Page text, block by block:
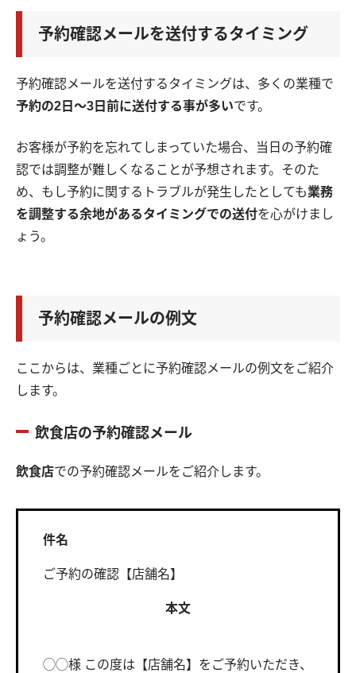
予約確認メールを送付するタイミング
予約確認メールを送付するタイミングは、多くの業種で
予約の2日〜3日前に送付する事が多いです。
お客様が予約を忘れてしまっていた場合、当日の予約確
認では調整が難しくなることが予想されます。そのた
め、もし予約に関するトラブルが発生したとしても業務
を調整する余地があるタイミングでの送付を心がけまし
ょう。
予約確認メールの例文
ここからは、業種ごとに予約確認メールの例文をご紹介
します。
飲食店の予約確認メール
飲食店での予約確認メールをご紹介します。
件名
ご予約の確認【店舗名】
本文
◯◯様 この度は【店舗名】をご予約いただき、